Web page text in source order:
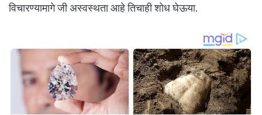
विचारण्यामागे जी अस्वस्थता आहे तिचाही शोध घेऊया.